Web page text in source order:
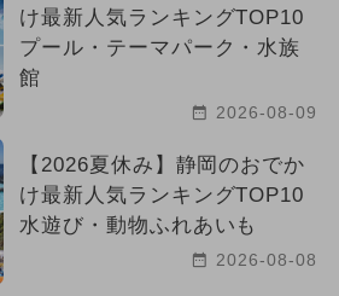
け最新人気ランキングTOP10
プール・テーマパーク・水族
館
2026-08-09
【2026夏休み】静岡のおでか
け最新人気ランキングTOP10
水遊び・動物ふれあいも
2026-08-08